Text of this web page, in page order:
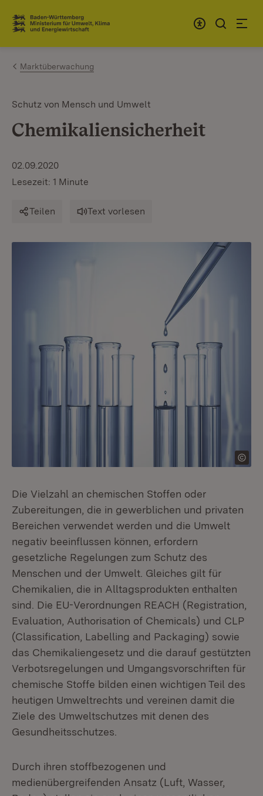
Zum Inhalt springen
Link zur Startseite
Marktüberwachung
Schutz von Mensch und Umwelt
Chemikaliensicherheit
02.09.2020
Lesezeit: 1 Minute
Teilen Text vorlesen
Die Vielzahl an chemischen Stoffen oder
Zubereitungen, die in gewerblichen und privaten
Bereichen verwendet werden und die Umwelt
negativ beeinflussen können, erfordern
gesetzliche Regelungen zum Schutz des
Menschen und der Umwelt. Gleiches gilt für
Chemikalien, die in Alltagsprodukten enthalten
sind. Die EU-Verordnungen REACH (Registration,
Evaluation, Authorisation of Chemicals) und CLP
(Classification, Labelling and Packaging) sowie
das Chemikaliengesetz und die darauf gestützten
Verbotsregelungen und Umgangsvorschriften für
chemische Stoffe bilden einen wichtigen Teil des
heutigen Umweltrechts und vereinen damit die
Ziele des Umweltschutzes mit denen des
Gesundheitsschutzes.
Durch ihren stoffbezogenen und
medienübergreifenden Ansatz (Luft, Wasser,